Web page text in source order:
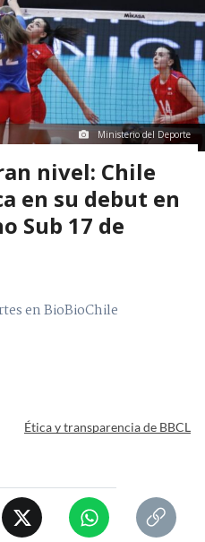
Ministerio del Deporte
nivel: Chile
en su debut en
Sub 17 de
en BioBioChile
Ética y transparencia de BBCL